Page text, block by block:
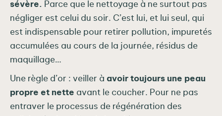
sévère. Parce que le nettoyage à ne surtout pas
négliger est celui du soir. C’est lui, et lui seul, qui
est indispensable pour retirer pollution, impuretés
accumulées au cours de la journée, résidus de
maquillage…
Une règle d’or : veiller à avoir toujours une peau
propre et nette avant le coucher. Pour ne pas
entraver le processus de régénération des